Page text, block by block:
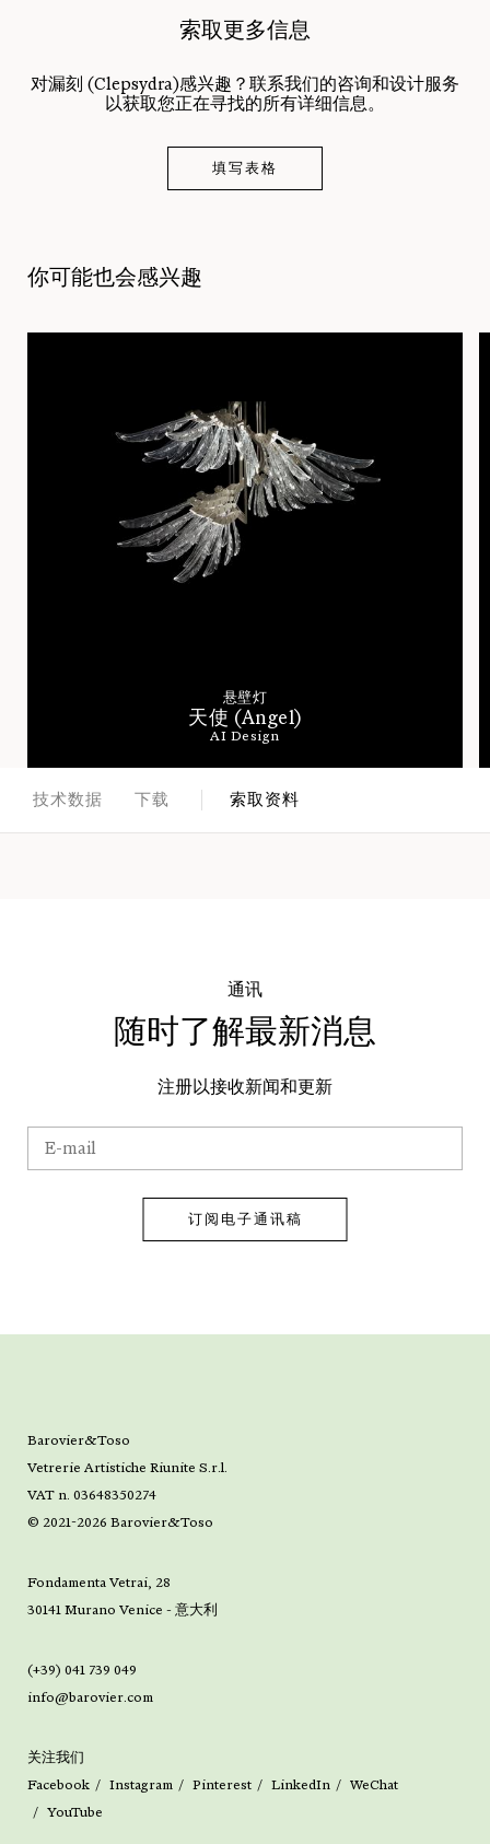
索取更多信息
对漏刻 (Clepsydra)感兴趣？联系我们的咨询和设计服务
以获取您正在寻找的所有详细信息。
填写表格
你可能也会感兴趣
悬壁灯
天使 (Angel)
AI Design
技术数据 下载 索取资料
通讯
随时了解最新消息
注册以接收新闻和更新
Barovier&Toso
Vetrerie Artistiche Riunite S.r.l.
VAT n. 03648350274
© 2021-2026 Barovier&Toso
Fondamenta Vetrai, 28
30141 Murano Venice - 意大利
(+39) 041 739 049
info@barovier.com
关注我们
Facebook
Instagram Pinterest LinkedIn
WeChat
YouTube